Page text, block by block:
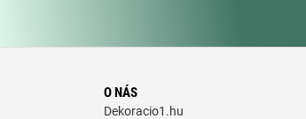
O NÁS
Dekoracio1.hu